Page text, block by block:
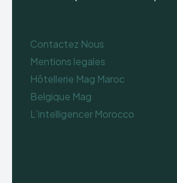
Contactez Nous
Mentions legales
Hôtellerie Mag Maroc
Belgique Mag
L’intelligencer Morocco